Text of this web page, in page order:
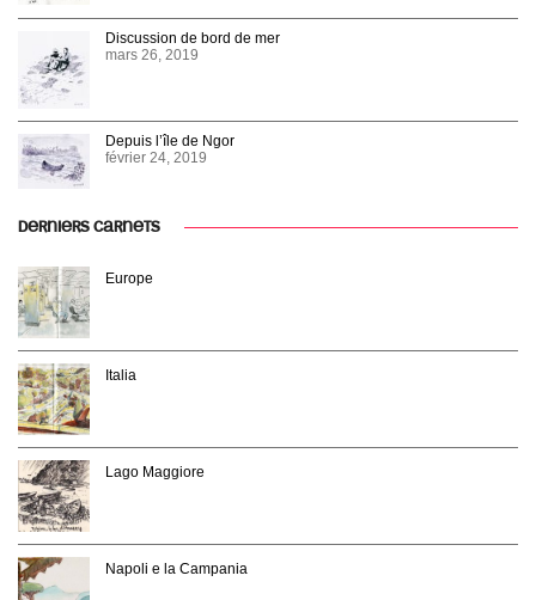
Discussion de bord de mer
mars 26, 2019
Depuis l’île de Ngor
février 24, 2019
DERNIERS CARNETS
Europe
Italia
Lago Maggiore
Napoli e la Campania